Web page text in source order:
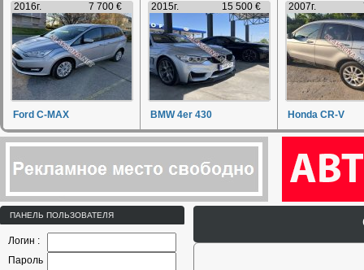
2016г. 7 700 €
Ford C-MAX
2015г. 15 500 €
BMW 4er 430
2007г.
Honda CR-V
ПАНЕЛЬ ПОЛЬЗОВАТЕЛЯ
Логин :
Пароль